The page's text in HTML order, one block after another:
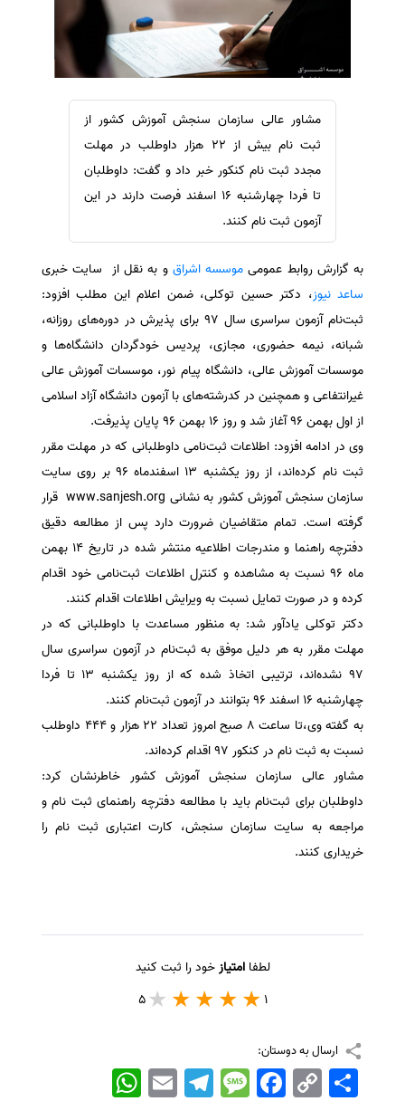
ترجمه عربی به فارسی
مشاهده همه زبان ها
سفارش ویرایش
سفارش پارافریز
سفارش فرمت‌بندی
سفارش کاهش کمیت
سفارش معرفی مجله
سفارش معرفی مقاله
سفارش معرفی کتاب
سفارش چکیده مبسوط
سفارش گویندگی
سفارش تولید محتوا
سفارش ترجمه همزمان
سفارش چکیده گرافیکی
سفارش تهیه کاورلتر
سفارش انگیزه‌نامه‌SOP
مشاور عالی سازمان سنجش آموزش کشور از
ثبت نام بیش از 22 هزار داوطلب در مهلت
مجدد ثبت نام کنکور خبر داد و گفت: داوطلبان
تا فردا چهارشنبه ۱۶ اسفند فرصت دارند در این
آزمون ثبت نام کنند.
به گزارش روابط عمومی موسسه اشراق و به نقل از سایت خبری
ساعد نیوز، دکتر حسین توکلی، ضمن اعلام این مطلب افزود:
ثبت‌نام آزمون سراسری سال ۹۷ برای پذیرش در دوره‌های روزانه،
شبانه، نیمه حضوری، مجازی، پردیس خودگردان دانشگاه‌ها و
موسسات آموزش عالی، دانشگاه پیام نور، موسسات آموزش عالی
غیرانتفاعی و همچنین در کدرشته‌های با آزمون دانشگاه آزاد اسلامی
از اول بهمن ۹۶ آغاز شد و روز ۱۶ بهمن ۹۶ پایان پذیرفت.
وی در ادامه افزود: اطلاعات ثبت‌نامی داوطلبانی که در مهلت مقرر
ثبت نام کرده‌اند، از روز یکشنبه ۱۳ اسفندماه ۹۶ بر روی سایت
سازمان سنجش آموزش کشور به نشانی ‌www.sanjesh.org قرار
گرفته است. تمام متقاضیان ضرورت دارد پس از مطالعه دقیق
دفترچه راهنما و مندرجات اطلاعیه منتشر شده در تاریخ ۱۴ بهمن
ماه ۹۶ نسبت به مشاهده و کنترل اطلاعات ثبت‌نامی خود اقدام
کرده و در صورت تمایل نسبت به ویرایش اطلاعات اقدام کنند.
دکتر توکلی یادآور شد: به منظور مساعدت با داوطلبانی که در
مهلت مقرر به هر دلیل موفق به ثبت‌نام در آزمون سراسری سال
۹۷ نشده‌اند، ترتیبی اتخاذ شده که از روز یکشنبه ۱۳ تا فردا
چهارشنبه ۱۶ اسفند ۹۶ بتوانند در آزمون ثبت‌نام کنند.
به گفته وی،‌تا ساعت ۸ صبح امروز تعداد 22 هزار و 444 داوطلب
نسبت به ثبت نام در کنکور ۹۷ اقدام کرده‌اند.
مشاور عالی سازمان سنجش آموزش کشور خاطرنشان کرد:
داوطلبان برای ثبت‌نام باید با مطالعه دفترچه راهنمای ثبت نام و
مراجعه به سایت سازمان سنجش، کارت اعتباری ثبت نام را
خریداری کنند.
لطفاامتیازخود را ثبت کنید
1
5
ارسال به دوستان:
WhatsApp EmailTelegramMessageFacebook Copy
Link
اشتراک